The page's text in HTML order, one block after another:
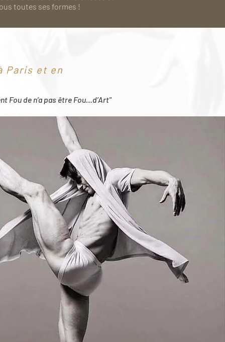
toutes ses formes !
Paris et en
Fou de n’a pas être Fou…d’Art"